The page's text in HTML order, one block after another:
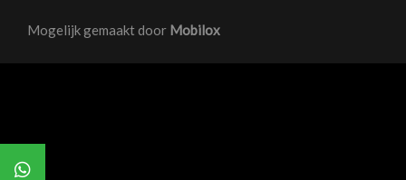
Buitenspiegels in carrosseriekleur
Mogelijk gemaakt door Mobilox